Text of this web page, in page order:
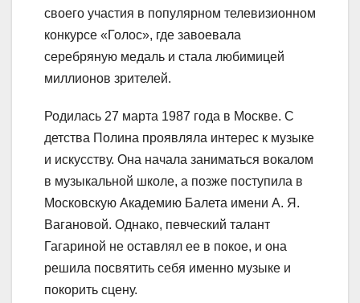
своего участия в популярном телевизионном
конкурсе «Голос», где завоевала
серебряную медаль и стала любимицей
миллионов зрителей.
Родилась 27 марта 1987 года в Москве. С
детства Полина проявляла интерес к музыке
и искусству. Она начала заниматься вокалом
в музыкальной школе, а позже поступила в
Московскую Академию Балета имени А. Я.
Вагановой. Однако, певческий талант
Гагариной не оставлял ее в покое, и она
решила посвятить себя именно музыке и
покорить сцену.